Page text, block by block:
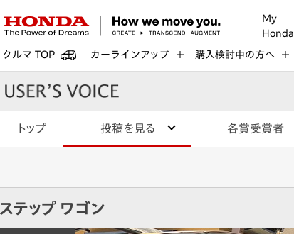
My
Honda
クルマ TOP カーラインアップ 購入検討中の方へ
トップ 投稿を見る 各賞受賞者
ステップ ワゴン